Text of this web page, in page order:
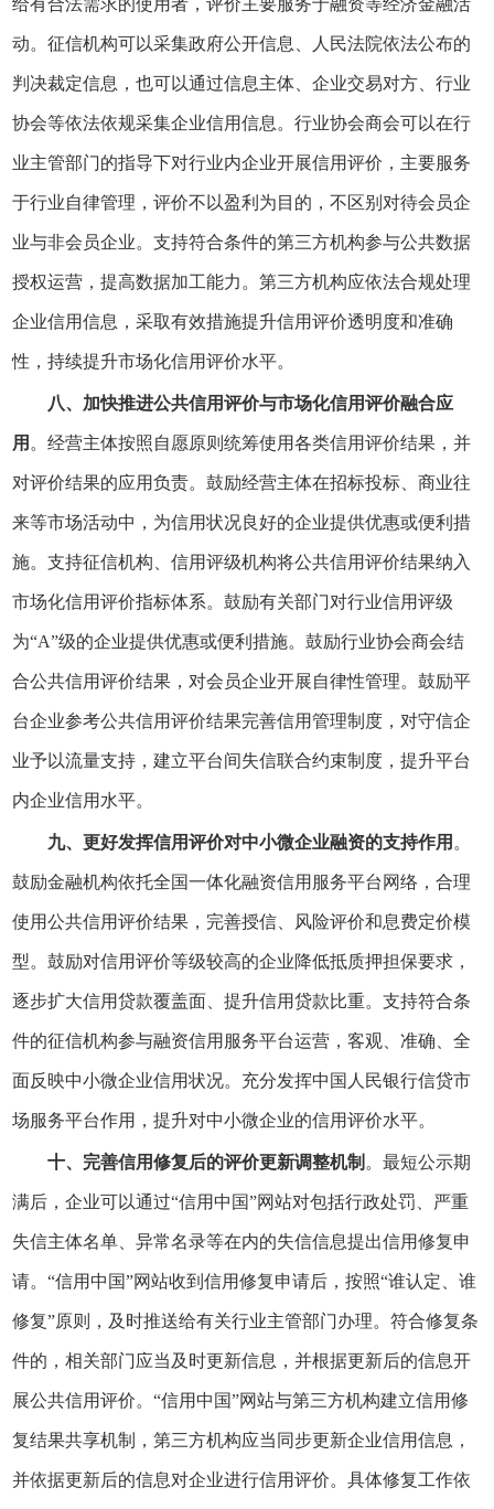
给有合法需求的使用者，评价主要服务于融资等经济金融活
动。征信机构可以采集政府公开信息、人民法院依法公布的
判决裁定信息，也可以通过信息主体、企业交易对方、行业
协会等依法依规采集企业信用信息。行业协会商会可以在行
业主管部门的指导下对行业内企业开展信用评价，主要服务
于行业自律管理，评价不以盈利为目的，不区别对待会员企
业与非会员企业。支持符合条件的第三方机构参与公共数据
授权运营，提高数据加工能力。第三方机构应依法合规处理
企业信用信息，采取有效措施提升信用评价透明度和准确
性，持续提升市场化信用评价水平。
八、加快推进公共信用评价与市场化信用评价融合应
用 。经营主体按照自愿原则统筹使用各类信用评价结果，并
对评价结果的应用负责。鼓励经营主体在招标投标、商业往
来等市场活动中，为信用状况良好的企业提供优惠或便利措
施。支持征信机构、信用评级机构将公共信用评价结果纳入
市场化信用评价指标体系。鼓励有关部门对行业信用评级
为“A”级的企业提供优惠或便利措施。鼓励行业协会商会结
合公共信用评价结果，对会员企业开展自律性管理。鼓励平
台企业参考公共信用评价结果完善信用管理制度，对守信企
业予以流量支持，建立平台间失信联合约束制度，提升平台
内企业信用水平。
九、更好发挥信用评价对中小微企业融资的支持作用 。
鼓励金融机构依托全国一体化融资信用服务平台网络，合理
使用公共信用评价结果，完善授信、风险评价和息费定价模
型。鼓励对信用评价等级较高的企业降低抵质押担保要求，
逐步扩大信用贷款覆盖面、提升信用贷款比重。支持符合条
件的征信机构参与融资信用服务平台运营，客观、准确、全
面反映中小微企业信用状况。充分发挥中国人民银行信贷市
场服务平台作用，提升对中小微企业的信用评价水平。
十、完善信用修复后的评价更新调整机制 。最短公示期
满后，企业可以通过“信用中国”网站对包括行政处罚、严重
失信主体名单、异常名录等在内的失信信息提出信用修复申
请。“信用中国”网站收到信用修复申请后，按照“谁认定、谁
修复”原则，及时推送给有关行业主管部门办理。符合修复条
件的，相关部门应当及时更新信息，并根据更新后的信息开
展公共信用评价。“信用中国”网站与第三方机构建立信用修
复结果共享机制，第三方机构应当同步更新企业信用信息，
并依据更新后的信息对企业进行信用评价。具体修复工作依